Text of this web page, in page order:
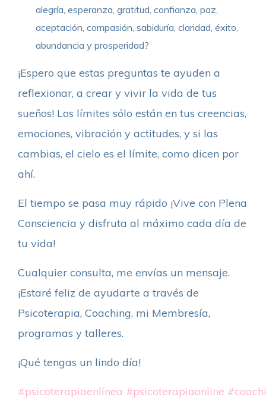
alegría, esperanza, gratitud, confianza, paz,
aceptación, compasión, sabiduría, claridad, éxito,
abundancia y prosperidad?
¡Espero que estas preguntas te ayuden a
reflexionar, a crear y vivir la vida de tus
sueños! Los límites sólo están en tus creencias,
emociones, vibración y actitudes, y si las
cambias, el cielo es el límite, como dicen por
ahí.
El tiempo se pasa muy rápido ¡Vive con Plena
Consciencia y disfruta al máximo cada día de
tu vida!
Cualquier consulta, me envías un mensaje.
¡Estaré feliz de ayudarte a través de
Psicoterapia, Coaching, mi Membresía,
programas y talleres.
¡Qué tengas un lindo día!
#psicoterapiaenlínea #psicoterapiaonline